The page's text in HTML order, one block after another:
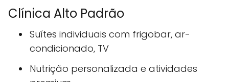
Clínica Alto Padrão
Suítes individuais com frigobar, ar-
condicionado, TV
Nutrição personalizada e atividades